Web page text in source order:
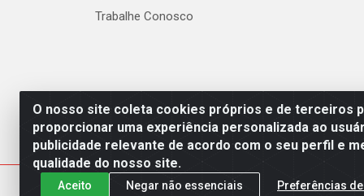
O nosso site coleta cookies próprios e de terceiros
proporcionar uma experiência personalizada ao
publicidade relevante de acordo com o seu perfil e
qualidade do nosso site.
Aceito Negar não essenciais Preferências
Trabalhe Conosco
Polybalas - Rua João Miguel